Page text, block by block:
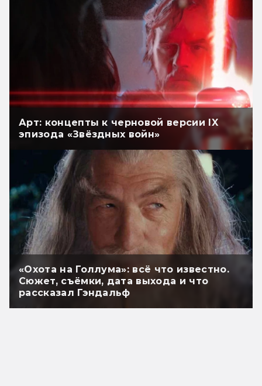
Арт: концепты к черновой версии IX
эпизода «Звёздных войн»
«Охота на Голлума»: всё что известно.
Сюжет, съёмки, дата выхода и что
рассказал Гэндальф